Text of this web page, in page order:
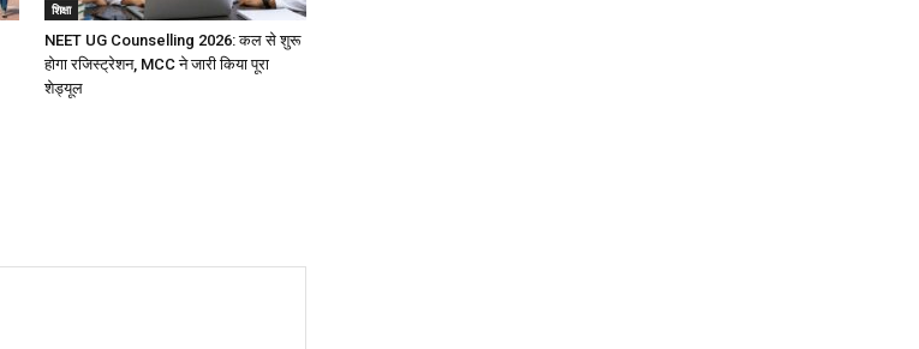
शिक्षा
NEET UG Counselling 2026: कल से शुरू
होगा रजिस्ट्रेशन, MCC ने जारी किया पूरा
शेड्यूल